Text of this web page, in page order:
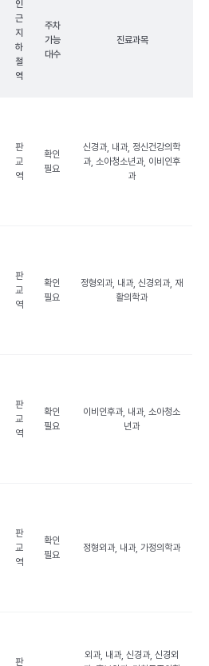
인
근
지
하
철
역
주차
가능
대수
진료과목
판
교
역
확인
필요
신경과, 내과, 정신건강의학
과, 소아청소년과, 이비인후
과
판
교
역
확인
필요
정형외과, 내과, 신경외과, 재
활의학과
판
교
역
확인
필요
이비인후과, 내과, 소아청소
년과
판
교
역
확인
필요
정형외과, 내과, 가정의학과
판
외과, 내과, 신경과, 신경외